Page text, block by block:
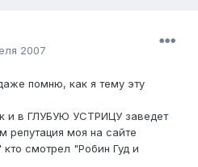
2007
помню, как я тему эту
и в ГЛУБУЮ УСТРИЦУ заведет
репутация моя на сайте
смотрел "Робин Гуд и